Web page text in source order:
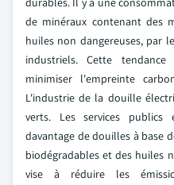
de minéraux contenant des
huiles non dangereuses, par
industriels. Cette
minimiser l'empreinte
L'industrie de la douille
verts. Les services
davantage de douilles à base
biodégradables et des huiles
vise à réduire les